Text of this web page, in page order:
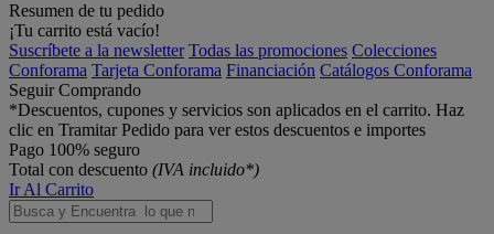
Resumen de tu pedido
¡Tu carrito está vacío!
Suscríbete a la newsletter Todas las promociones Colecciones
Conforama Tarjeta Conforama Financiación Catálogos Conforama
Seguir Comprando
*Descuentos, cupones y servicios son aplicados en el carrito. Haz
clic en Tramitar Pedido para ver estos descuentos e importes
Pago 100% seguro
Total con descuento (IVA incluido*)
Ir Al Carrito